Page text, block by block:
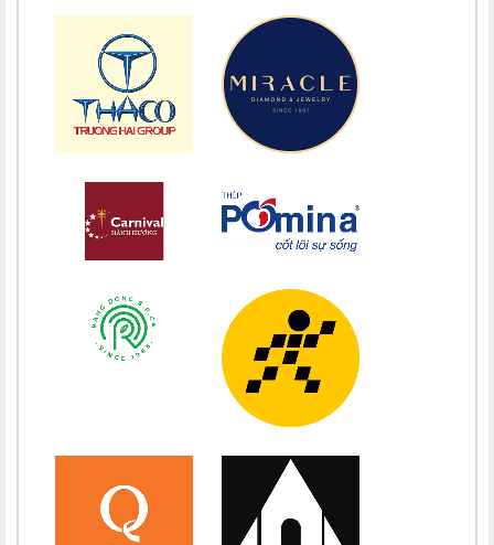
Chúc mừng bổn mạng Maria Vũ Thị Hoài Trang 15/08
Chúc mừng bổn mạng Maria Ngô Thị Thu 15/08
Chúc mừng bổn mạng Chị Maria Trương Thị Thanh Xuân 15/08
Chúc mừng bổn mạng Maria Đỗ Vy Hạ 15/08
Chúc mừng bổn mạng Maria Nguyễn Thị Trung Thu 15/08
Chúc mừng bổn mạng Maria Nguyễn Ngọc Anh 15/08
Chúc mừng bổn mạng Chị Maria Nguyễn Thị Diệu Phương 15/08
Chúc mừng bổn mạng Chị Maria Nguyễn Thị Bích Thuận 15/08
Chúc mừng bổn mạng Chị Maria Đặng Thị Lan Hương 15/08
Chúc mừng bổn mạng Chị Maria Nguyễn Nhiệm Mầu 15/08